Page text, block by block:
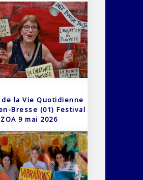
la Vie Quotidienne
Bresse (01) Festival
ZOA 9 mai 2026